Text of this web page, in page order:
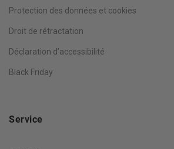
Protection des données et cookies
Droit de rétractation
Déclaration d’accessibilité
Black Friday
Service